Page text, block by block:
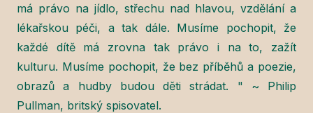
má právo na jídlo, střechu nad hlavou, vzdělání a
lékařskou péči, a tak dále. Musíme pochopit, že
každé dítě má zrovna tak právo i na to, zažít
kulturu. Musíme pochopit, že bez příběhů a poezie,
obrazů a hudby budou děti strádat. " ~ Philip
Pullman, britský spisovatel.